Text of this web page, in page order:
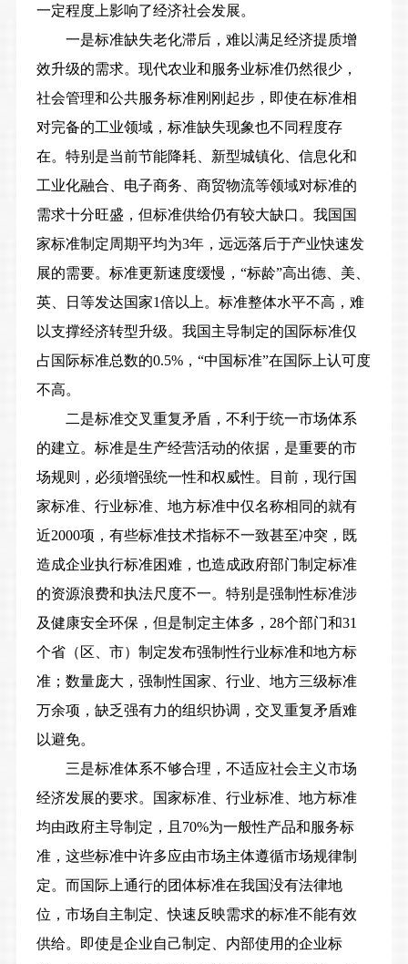
一定程度上影响了经济社会发展。
一是标准缺失老化滞后，难以满足经济提质增
效升级的需求。现代农业和服务业标准仍然很少，
社会管理和公共服务标准刚刚起步，即使在标准相
对完备的工业领域，标准缺失现象也不同程度存
在。特别是当前节能降耗、新型城镇化、信息化和
工业化融合、电子商务、商贸物流等领域对标准的
需求十分旺盛，但标准供给仍有较大缺口。我国国
家标准制定周期平均为3年，远远落后于产业快速发
展的需要。标准更新速度缓慢，“标龄”高出德、美、
英、日等发达国家1倍以上。标准整体水平不高，难
以支撑经济转型升级。我国主导制定的国际标准仅
占国际标准总数的0.5%，“中国标准”在国际上认可度
不高。
二是标准交叉重复矛盾，不利于统一市场体系
的建立。标准是生产经营活动的依据，是重要的市
场规则，必须增强统一性和权威性。目前，现行国
家标准、行业标准、地方标准中仅名称相同的就有
近2000项，有些标准技术指标不一致甚至冲突，既
造成企业执行标准困难，也造成政府部门制定标准
的资源浪费和执法尺度不一。特别是强制性标准涉
及健康安全环保，但是制定主体多，28个部门和31
个省（区、市）制定发布强制性行业标准和地方标
准；数量庞大，强制性国家、行业、地方三级标准
万余项，缺乏强有力的组织协调，交叉重复矛盾难
以避免。
三是标准体系不够合理，不适应社会主义市场
经济发展的要求。 国家标准、行业标准、地方标准
均由政府主导制定，且70%为一般性产品和服务标
准，这些标准中许多应由市场主体遵循市场规律制
定。而国际上通行的团体标准在我国没有法律地
位，市场自主制定、快速反映需求的标准不能有效
供给。即使是企业自己制定、内部使用的企业标